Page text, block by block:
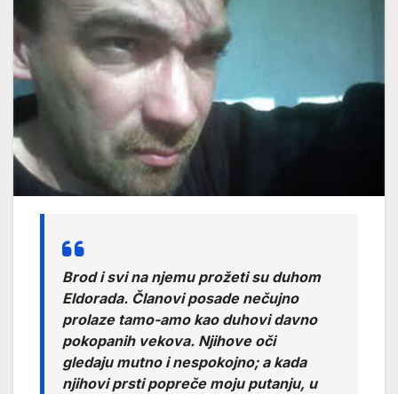
Brod i svi na njemu prožeti su duhom
Eldorada. Članovi posade nečujno
prolaze tamo-amo kao duhovi davno
pokopanih vekova. Njihove oči
gledaju mutno i nespokojno; a kada
njihovi prsti popreče moju putanju, u